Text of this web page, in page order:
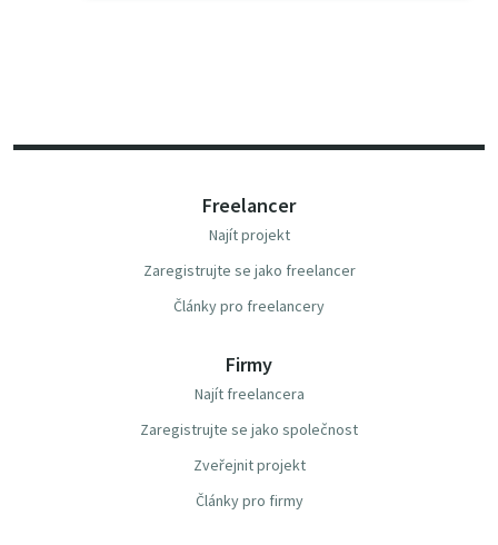
Freelancer
Najít projekt
Zaregistrujte se jako freelancer
Články pro freelancery
Firmy
Najít freelancera
Zaregistrujte se jako společnost
Zveřejnit projekt
Články pro firmy